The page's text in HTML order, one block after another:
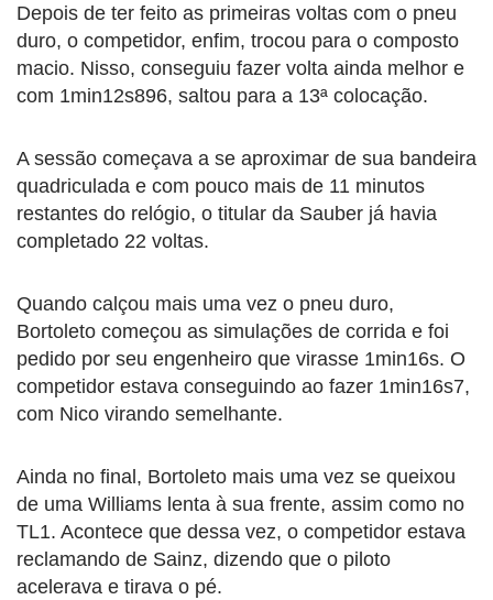
Depois de ter feito as primeiras voltas com o pneu
duro, o competidor, enfim, trocou para o composto
macio. Nisso, conseguiu fazer volta ainda melhor e
com 1min12s896, saltou para a 13ª colocação.
A sessão começava a se aproximar de sua bandeira
quadriculada e com pouco mais de 11 minutos
restantes do relógio, o titular da Sauber já havia
completado 22 voltas.
Quando calçou mais uma vez o pneu duro,
Bortoleto começou as simulações de corrida e foi
pedido por seu engenheiro que virasse 1min16s. O
competidor estava conseguindo ao fazer 1min16s7,
com Nico virando semelhante.
Ainda no final, Bortoleto mais uma vez se queixou
de uma Williams lenta à sua frente, assim como no
TL1. Acontece que dessa vez, o competidor estava
reclamando de Sainz, dizendo que o piloto
acelerava e tirava o pé.